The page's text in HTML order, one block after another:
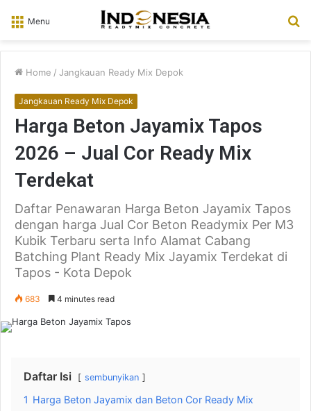
Menu
Home / Jangkauan Ready Mix Depok
Jangkauan Ready Mix Depok
Harga Beton Jayamix Tapos
2026 – Jual Cor Ready Mix
Terdekat
Daftar Penawaran Harga Beton Jayamix Tapos
dengan harga Jual Cor Beton Readymix Per M3
Kubik Terbaru serta Info Alamat Cabang
Batching Plant Ready Mix Jayamix Terdekat di
Tapos - Kota Depok
683 4 minutes read
Daftar Isi sembunyikan
1 Harga Beton Jayamix dan Beton Cor Ready Mix